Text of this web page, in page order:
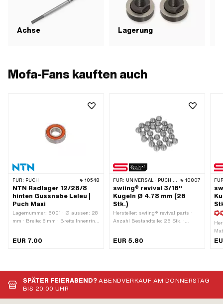
Achse Lagerung
Mofa-Fans kauften auch
FÜR: PUCH 10548
NTN Radlager 12/28/8
hinten Gussnabe Leleu |
Puch Maxi
Lagernummer: 6001 · Ø aussen: 28
mm · Breite: 8 mm · Breite Innenring:
2RS - Beidseitige
Lagerkäfig: Stahlblechkäfig
kugelgeführt · Nutring: Nein ·
Material: Kunststoff · Material: Stahl
· Lagerart: Rillenkugellager · Ø
EUR 7.00
FÜR: UNIVERSAL · PUCH · SACHS 10807
swiing® revival 3/16"
Kugeln Ø 4.78 mm (26
Stk.)
Hersteller: swiing® revival parts ·
Anzahl Bestandteile: 26 Stk. ·
3/16" (4.78 mm) ·
EUR 5.80
SPÄTER FEIERABEND?ABENDVERKAUF AM DONNERSTAG
BIS 20:00 UHR